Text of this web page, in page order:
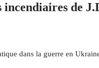
de
dans la guerre en